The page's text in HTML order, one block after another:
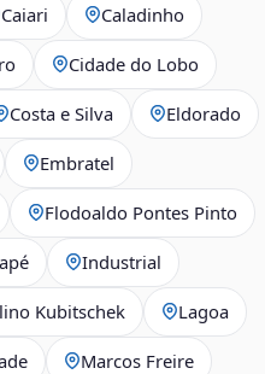
Caiari Caladinho
Cidade do Lobo
Costa e Silva Eldorado
Embratel
Flodoaldo Pontes Pinto
Industrial
Kubitschek Lagoa
Marcos Freire